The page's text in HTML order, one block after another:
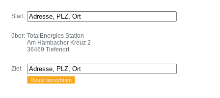
Start:
über: TotalEnergies Station
Am Hämbacher Kreuz 2
36469 Tiefenort
Ziel: